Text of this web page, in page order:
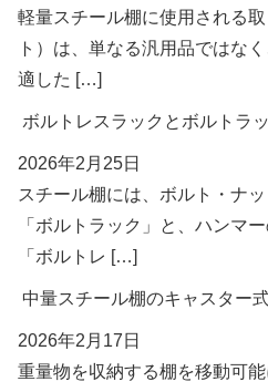
軽量スチール棚に使用される
ト）は、単なる汎用品ではな
適した […]
ボルトレスラックとボルトラ
2026年2月25日
スチール棚には、ボルト・ナ
「ボルトラック」と、ハンマ
「ボルトレ […]
中量スチール棚のキャスター
2026年2月17日
重量物を収納する棚を移動可